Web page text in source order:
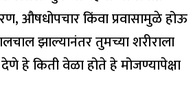
औषधोपचार किंवा प्रवासामुळे होऊ
झाल्यानंतर तुमच्या शरीराला
हे किती वेळा होते हे मोजण्यापेक्षा